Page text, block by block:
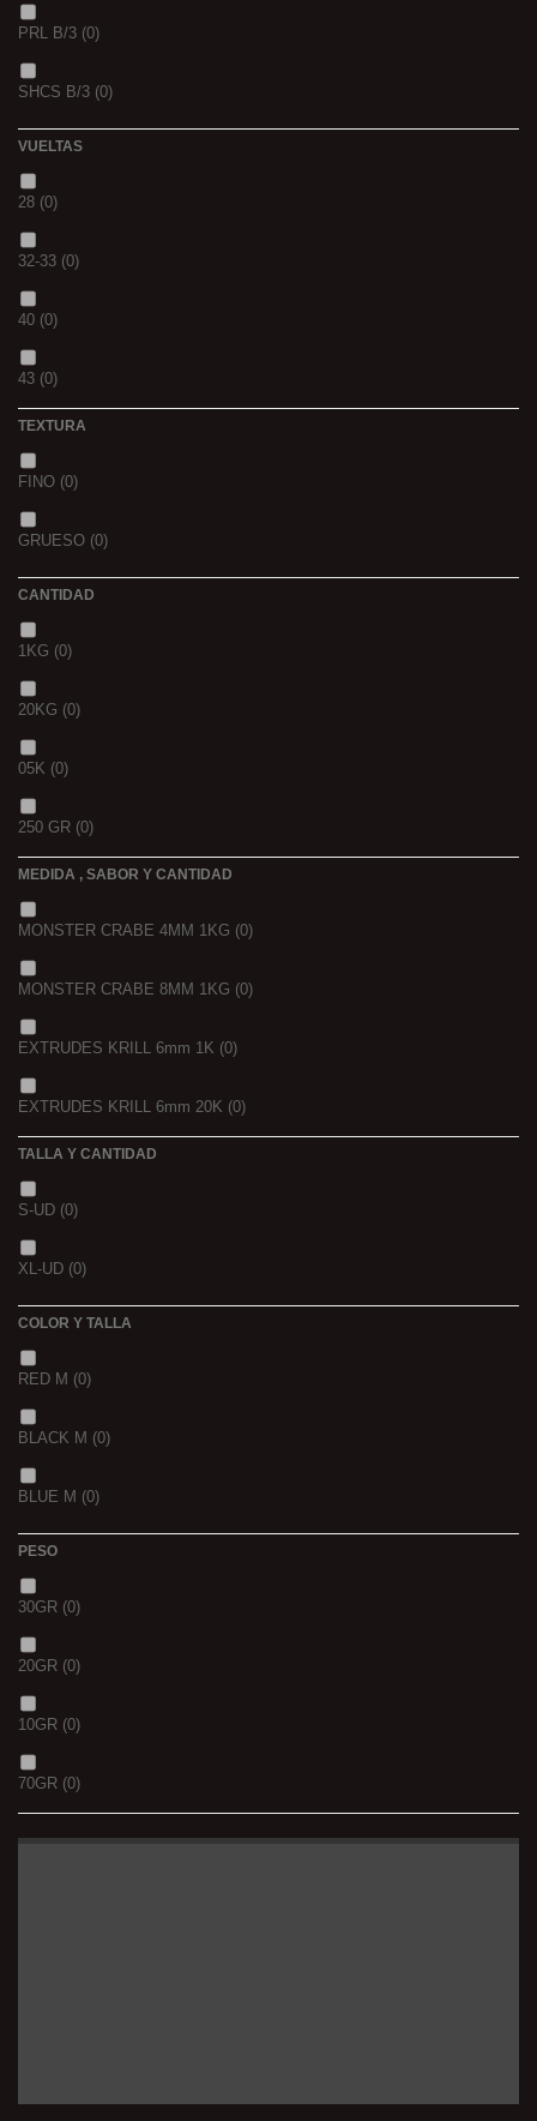
PIÑA
SCOPEX
TUTTI
FRESA
MIEL(0)
OCEAN LIVER
GOLDEN X
PRL B/3 (0)
SHCS B/3 (0)
VUELTAS
28 (0)
32-33 (0)
40 (0)
43 (0)
TEXTURA
FINO (0)
GRUESO (0)
CANTIDAD
1KG (0)
20KG (0)
05K (0)
250 GR (0)
3 K
5 K
MEDIDA , SABOR Y CANTIDAD
MONSTER CRABE 4MM 1KG (0)
MONSTER CRABE 8MM 1KG (0)
EXTRUDES KRILL 6mm 1K (0)
EXTRUDES KRILL 6mm 20K (0)
NOIR POISSON 8MM 1K
TALLA Y CANTIDAD
S-UD (0)
XL-UD (0)
COLOR Y TALLA
RED M (0)
BLACK M (0)
BLUE M (0)
PESO
30GR (0)
20GR (0)
10GR (0)
70GR (0)